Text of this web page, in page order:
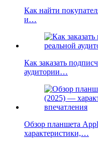
Как найти
и…
Как заказать
аудитории…
Обзор планшета
характеристики,…